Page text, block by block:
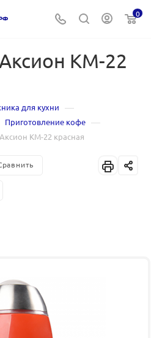
0
КМ-22
для кухни —
Приготовление кофе —
КМ-22 красная